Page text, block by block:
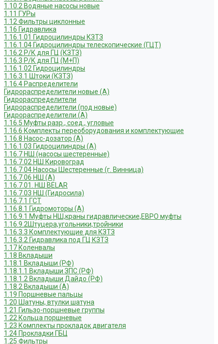
1.10.2 Водяные насосы новые
1.11 ГУРы
1.12 Фильтры циклонные
1.16 Гидравлика
1.16.1.01 Гидроцилиндры КЗТЗ
1.16.1.04 Гидроцилиндры телескопические (ГЦТ)
1.16.2 Р/К для ГЦ (КЗТЗ)
1.16.3 Р/К для ГЦ (М+П)
1.16.1.02 Гидроцилиндры
1.16.3.1 Штоки (КЗТЗ)
1.16.4 Распределители
Гидрораспределители новые (А)
Гидрораспределители
Гидрораспределители (под новые)
Гидрораспределители (А)
1.16.5 Муфты разр., соед., угловые
1.16.6 Комплекты переоборудования и комплектующие
1.16.8 Насос-дозатор (А)
1.16.1.03 Гидроцилиндры (А)
1.16.7 НШ (насосы шестеренные)
1.16.7.02 НШ Кировоград
1.16.7.04 Насосы Шестеренные (г. Винница)
1.16.7.06 НШ (А)
1.16.7.01. НШ BELAR
1.16.7.03 НШ (Гидросила)
1.16.7.1 ГСТ
1.16.8.1 Гидромоторы (А)
1.16.9.1 Муфты НШ,краны гидравлические,ЕВРО муфты
1.16.9.2Штуцера,угольники,тройники
1.16.3.3 Комплектующие для КЗТЗ
1.16.3.2 Гидравлика под ГЦ КЗТЗ
1.17 Коленвалы
1.18 Вкладыши
1.18.1 Вкладыши (РФ)
1.18.1.1 Вкладыши ЗПС (РФ)
1.18.1.2 Вкладыши Дайдо (РФ)
1.18.2 Вкладыши (А)
1.19 Поршневые пальцы
1.20 Шатуны, втулки шатуна
1.21 Гильзо-поршневые группы
1.22 Кольца поршневые
1.23 Комплекты прокладок двигателя
1.24 Прокладки ГБЦ
1.25 Фильтры